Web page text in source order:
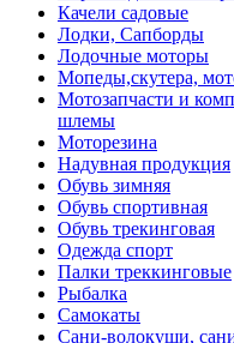
Качели садовые
Лодки, Сапборды
Лодочные моторы
Мопеды,скутера,
Мотозапчасти и
шлемы
Моторезина
Надувная продукция
Обувь зимняя
Обувь спортивная
Обувь трекинговая
Одежда спорт
Палки треккинговые
Рыбалка
Самокаты
Сани-волокуши,